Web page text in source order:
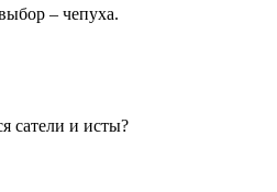
– чепуха.
сатели и исты?